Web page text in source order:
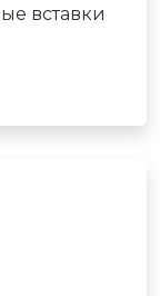
вставки